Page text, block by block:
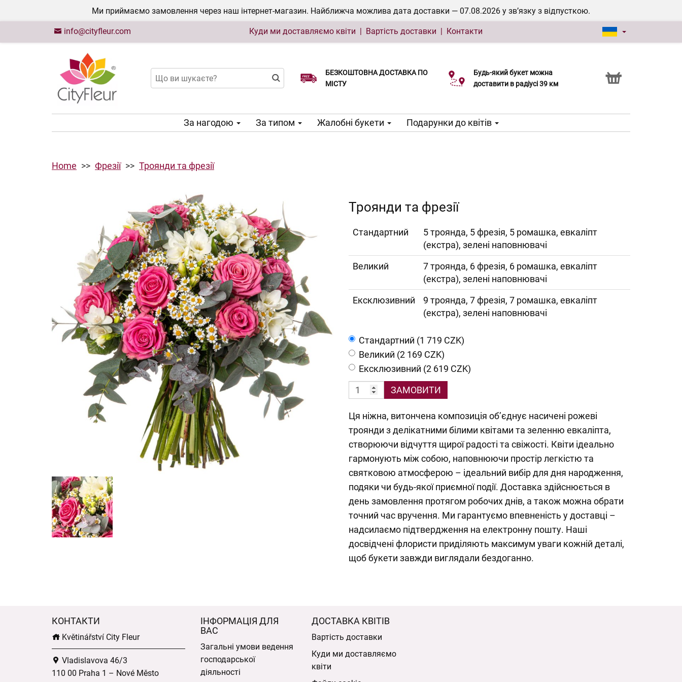
Ми приймаємо замовлення через наш інтернет-магазин. Найближча можлива дата доставки — 07.08.2026 у зв’язку з відпусткою.
info@cityfleur.com Куди ми доставляємо квіти | Вартість доставки | Контакти
БЕЗКОШТОВНА ДОСТАВКА ПО
МІСТУ
Виберіть дату доставки
Будь-який букет можна
доставити в радіусі 39 км
Послуга Click & Collect
За нагодою За типом Жалобні букети Подарунки до квітів
Home Фрезії Троянди та фрезії
Троянди та фрезії
Cтандартний
5 троянда, 5 фрезія, 5 ромашка, евкаліпт
(екстра), зелені наповнювачі
Великий
7 троянда, 6 фрезія, 6 ромашка, евкаліпт
(екстра), зелені наповнювачі
Ексклюзивний
9 троянда, 7 фрезія, 7 ромашка, евкаліпт
(екстра), зелені наповнювачі
Cтандартний (1 719 CZK)
Великий (2 169 CZK)
Ексклюзивний (2 619 CZK)
ЗАМОВИТИ
Ця ніжна, витончена композиція об’єднує насичені рожеві
троянди з делікатними білими квітами та зеленню евкаліпта,
створюючи відчуття щирої радості та свіжості. Квіти ідеально
гармонують між собою, наповнюючи простір легкістю та
святковою атмосферою – ідеальний вибір для дня народження,
подяки чи будь-якої приємної події. Доставка здійснюється в
день замовлення протягом робочих днів, а також можна обрати
точний час вручення. Ми гарантуємо впевненість у доставці –
надсилаємо підтвердження на електронну пошту. Наші
досвідчені флористи приділяють максимум уваги кожній деталі,
щоб букети завжди виглядали бездоганно.
КОНТАКТИ
Květinářství City Fleur
Vladislavova 46/3
110 00 Praha 1 – Nové Město
ІНФОРМАЦІЯ ДЛЯ
ВАС
Загальні умови ведення
господарської
діяльності
ДОСТАВКА КВІТІВ
Вартість доставки
Куди ми доставляємо
квіти